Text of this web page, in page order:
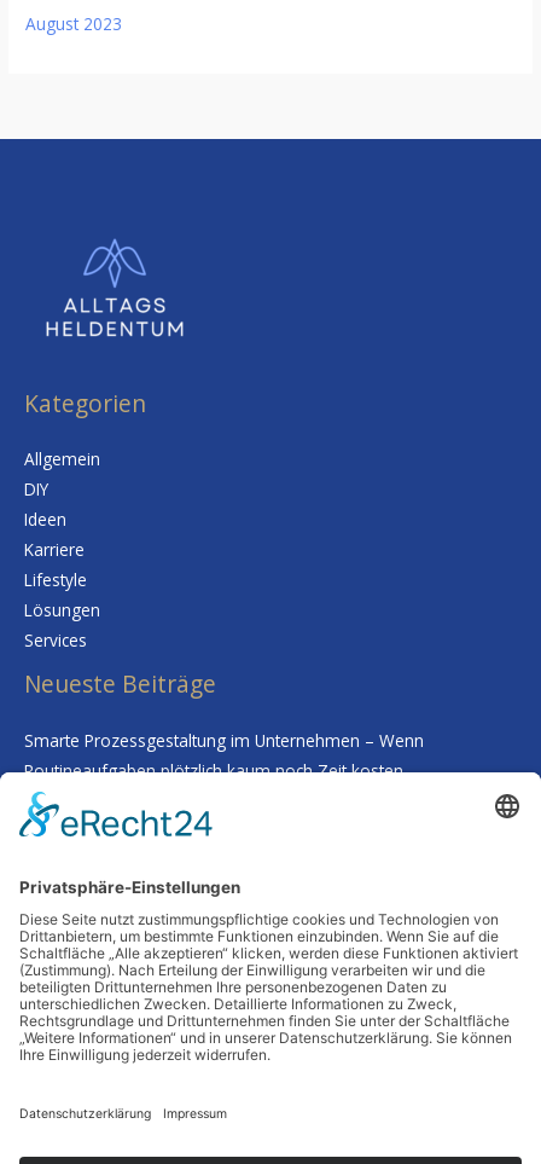
August 2023
Kategorien
Allgemein
DIY
Ideen
Karriere
Lifestyle
Lösungen
Services
Neueste Beiträge
Smarte Prozessgestaltung im Unternehmen – Wenn
Routineaufgaben plötzlich kaum noch Zeit kosten
Deine Haut als Spiegel: Warum Tiefenreinigung und gezielte
Nährstoffe alles verändern
übersehen
Schutz vor Feuchtigkeit: So bleibt Ihr Zuhause auch in
Jahrzehnten stabil
Frische Impulse für Kopf und Körper: Wie du unterwegs mit
Bewegung und Natur neue Energie tankst
Schlagwörter